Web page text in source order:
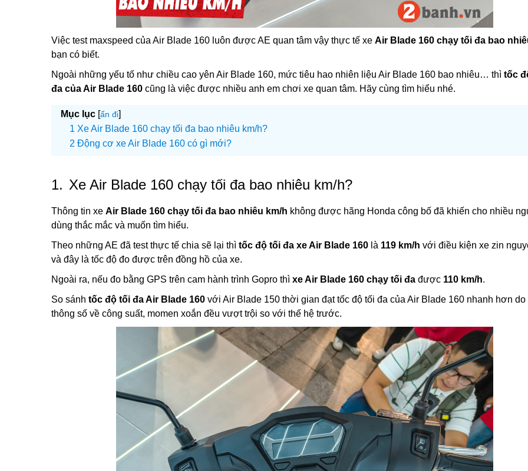
Việc test maxspeed của Air Blade 160 luôn được AE quan tâm vậy thực tế xe Air Blade 160 chạy tối đa bao
bạn có biết.
Ngoài những yếu tố như chiều cao yên Air Blade 160, mức tiêu hao nhiên liệu Air Blade 160 bao nhiêu… thì tốc
đa của Air Blade 160 cũng là việc được nhiều anh em chơi xe quan tâm. Hãy cùng tìm hiểu nhé.
Mục lục [ẩn đi]
Xe Air Blade 160 chạy tối đa bao nhiêu km/h?
Động cơ xe Air Blade 160 có gì mới?
1. Xe Air Blade 160 chạy tối đa bao nhiêu km/h?
Thông tin xe Air Blade 160 chạy tối đa bao nhiêu km/h không được hãng Honda công bố đã khiến cho nhiều
dùng thắc mắc và muốn tìm hiểu.
Theo những AE đã test thực tế chia sẽ lại thì tốc độ tối đa xe Air Blade 160 là 119 km/h với điều kiện xe zin
và đây là tốc độ đo được trên đồng hồ của xe.
Ngoài ra, nếu đo bằng GPS trên cam hành trình Gopro thì xe Air Blade 160 chạy tối đa được 110 km/h.
So sánh tốc độ tối đa Air Blade 160 với Air Blade 150 thời gian đạt tốc độ tối đa của Air Blade 160 nhanh hơn do
thông số về công suất, momen xoắn đều vượt trội so với thế hệ trước.